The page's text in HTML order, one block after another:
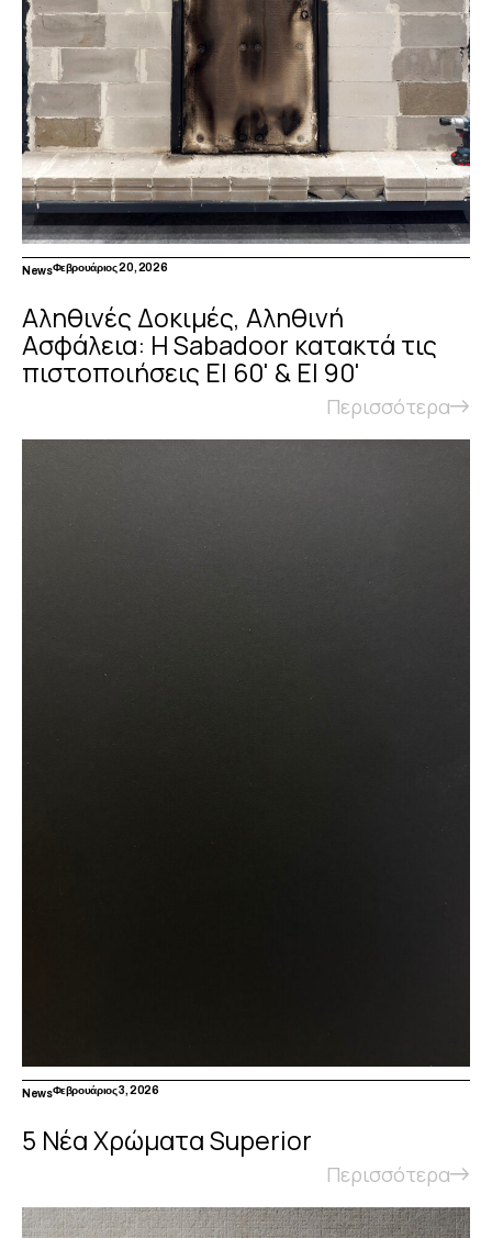
NewsΦεβρουάριος 20, 2026
Αληθινές Δοκιμές, Αληθινή
Ασφάλεια: Η Sabadoor κατακτά τις
πιστοποιήσεις EI 60' & EI 90'
Περισσότερα
NewsΦεβρουάριος 3, 2026
5 Νέα Χρώματα Superior
Περισσότερα